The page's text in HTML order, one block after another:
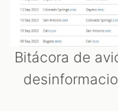
Bitácora de